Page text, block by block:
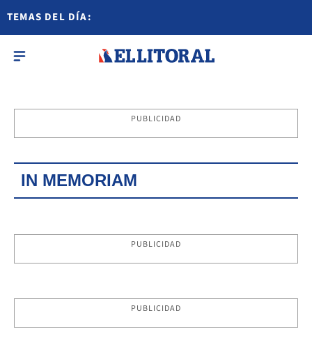
TEMAS DEL DÍA:
PUBLICIDAD
IN MEMORIAM
PUBLICIDAD
PUBLICIDAD